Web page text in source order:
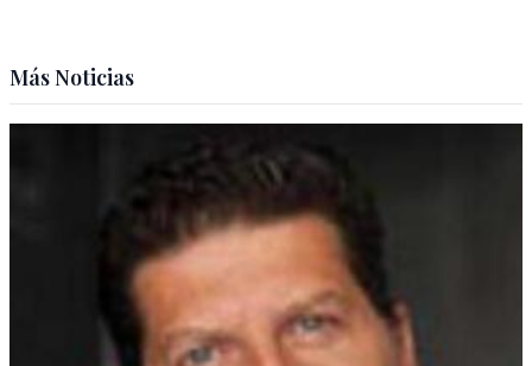
Más Noticias